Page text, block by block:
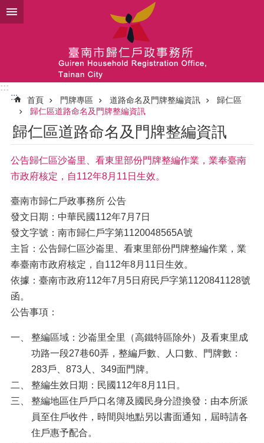
跳到主要內容區塊
:::
:::
首頁 門牌專區 道路命名及門牌整編資訊
歸仁區
歸仁區道路命名及門牌整編資訊
歸仁區道路命名及門牌整編資訊
公告歸仁區沙崙里、看東里部份門牌整編作業，業奉臺南
市政府核定，自112年8月11日生效。
臺南市歸仁戶政事務所 公告
發文日期：中華民國112年7月7日
發文字號：南市歸仁戶字第1120048565A號
主旨：公告歸仁區沙崙里、看東里部份門牌整編作業，業
奉臺南市政府核定，自112年8月11日生效。
依據：臺南市政府112年7月5日府民戶字第1120841128號
函。
公告事項：
整編區域：沙崙里全里（高鐵特區除外）及看東里成
功路一段27巷60弄，整編戶數、人口數、門牌數：
283戶、873人、349面門牌。
整編生效日期：民國112年8月11日。
整編地區住戶戶口名簿及國民身分證換發：由本所派
員至住戶收件，時間與地點另以書面通知，屆時請各
住戶惠予配合。